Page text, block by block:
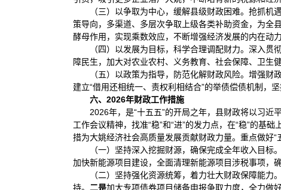
（三）以争取为中心，缓解县级财政困难。抢抓
策导向，多渠道、多层次争取上级各类补助资金，为全
酵母作用，实现乘数效应，不断增强经济发展的内在动
（四）以发展为目标，科学合理调配财力。深入
障民生，加大对农业农村、义务教育、社会保障、卫生
（五）以政策为指导，防范化解财政风险。增强财
建立“借用还相统一、责权利相结合”的举债偿债机制，
六、2026年财政工作措施
2026年，是“十五五”的开局之年，县财政将以习
工作会议精神，找准“稳”和“进”的发力点，在“稳”的基
措为大姚经济社会高质量发展贡献财政力量。重点做好“
（一）坚持深入挖掘财源，确保完成全年收入目标。
加快新能源项目建设，全面清理新能源项目涉税事项，
（二）坚持强化资源统筹，着力壮大财政保障能力。
持。 二是加大专项债券项目储备申报争取力度，全力做